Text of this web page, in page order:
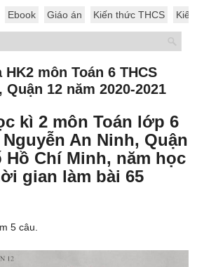
Ebook Giáo án Kiến thức THCS
môn Toán 6 THCS
Quận 12 năm 2020-2021
kì 2 môn Toán lớp 6
An Ninh, Quận
Hồ Chí Minh, năm học
gian làm bài 65
5 câu.